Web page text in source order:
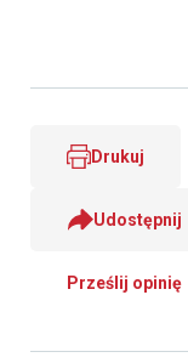
Drukuj
Udostępnij
Prześlij opinię